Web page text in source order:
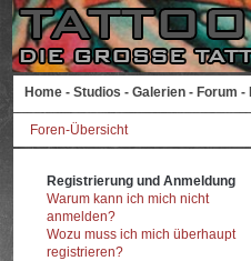
Home - Studios - Galerien - Forum -
Foren-Übersicht
Registrierung und Anmeldung
Warum kann ich mich nicht
anmelden?
Wozu muss ich mich überhaupt
registrieren?